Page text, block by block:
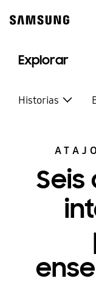
content
Explorar
Historias